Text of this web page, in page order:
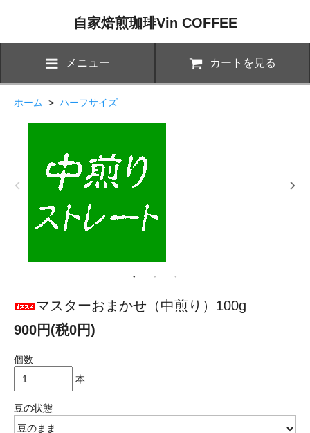
自家焙煎珈琲Vin COFFEE
メニュー カートを見る
ホーム > ハーフサイズ
マスターおまかせ（中煎り）100g
900円(税0円)
個数
本
豆の状態